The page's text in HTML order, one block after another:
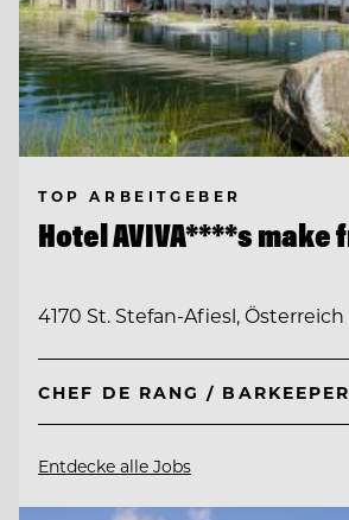
TOP ARBEITGEBER
Hotel AVIVA****s make
4170 St. Stefan-Afiesl, Österreich
CHEF DE RANG / BARKEEPER
Entdecke alle Jobs